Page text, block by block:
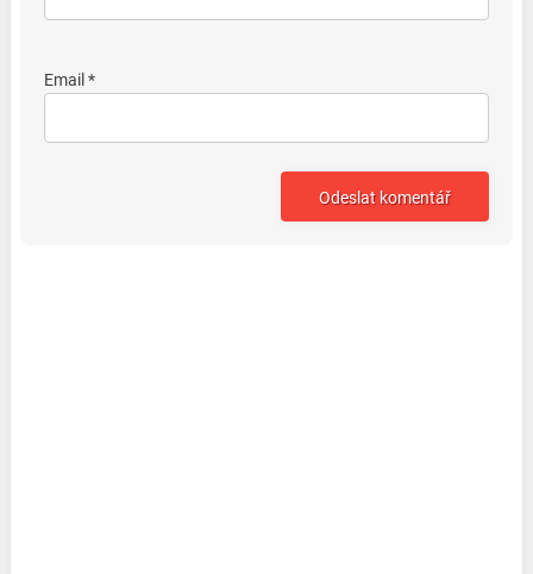
Email *